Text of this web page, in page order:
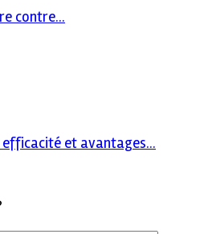
contre...
et avantages...